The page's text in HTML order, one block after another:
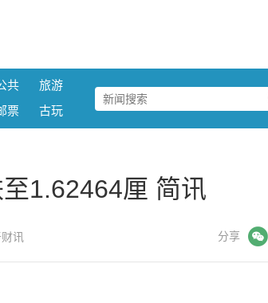
共
旅游
票 古玩
1.62464厘 简讯
讯 分享